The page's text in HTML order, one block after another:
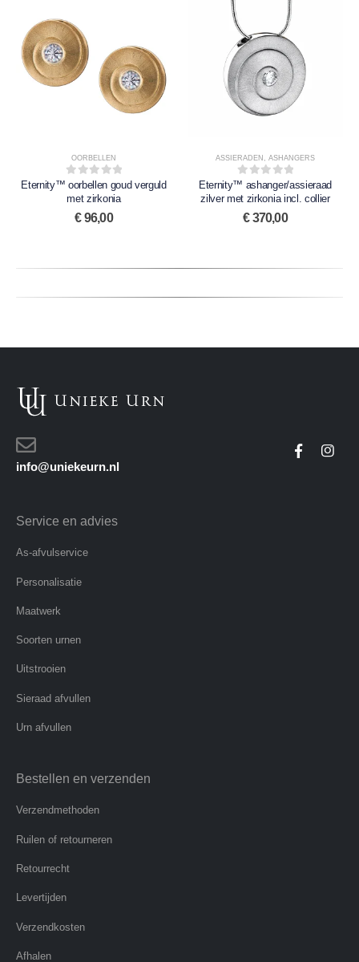
OORBELLEN
0out of 5
Eternity™ oorbellen goud verguld
met zirkonia
€96,00
ASSIERADEN , ASHANGERS
0 out of 5
Eternity™ ashanger/assieraad
zilver met zirkonia incl. collier
€370,00
info@uniekeurn.nl
Service en advies
As-afvulservice
Personalisatie
Maatwerk
Soorten urnen
Uitstrooien
Sieraad afvullen
Urn afvullen
Bestellen en verzenden
Verzendmethoden
Ruilen of retourneren
Retourrecht
Levertijden
Verzendkosten
Afhalen